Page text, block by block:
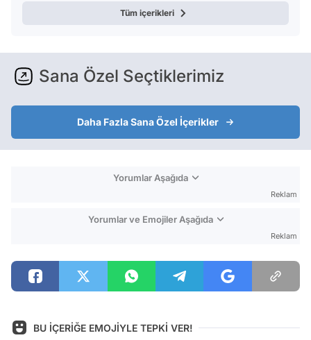
Tüm içerikleri
Sana Özel Seçtiklerimiz
Daha Fazla Sana Özel İçerikler
Yorumlar Aşağıda
Reklam
Yorumlar ve Emojiler Aşağıda
Reklam
BU İÇERİĞE EMOJİYLE TEPKİ VER!